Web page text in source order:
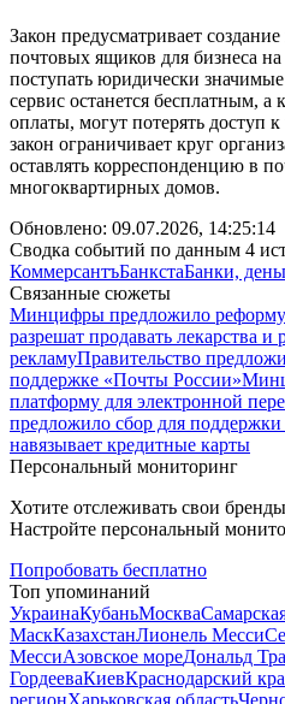
Закон предусматривает
почтовых ящиков для бизнеса на
поступать юридически
сервис останется бесплатным, а
оплаты, могут потерять доступ
закон ограничивает круг
оставлять корреспонденцию в
многоквартирных домов.
Обновлено: 09.07.2026, 14:25:14
Сводка событий по данным 4
КоммерсантъБанкстаБанки,
Связанные сюжеты
Минцифры предложило
разрешат продавать лекарства и
рекламуПравительство
поддержке «Почты России»
платформу для электронной
предложило сбор для
навязывает кредитные карты
Персональный мониторинг
Хотите отслеживать свои
Настройте персональный
Попробовать бесплатно
Топ упоминаний
УкраинаКубаньМосква
МаскКазахстанЛионель Месси
МессиАзовское мореДональд
ГордееваКиевКраснодарский
регионХарьковская область